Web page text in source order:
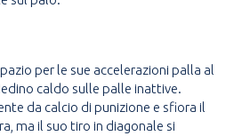
per le sue accelerazioni palla al
caldo sulle palle inattive.
da calcio di punizione e sfiora il
ma il suo tiro in diagonale si